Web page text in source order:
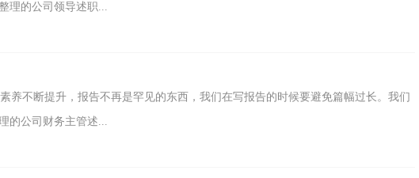
理的公司领导述职...
不断提升，报告不再是罕见的东西，我们在写报告的时候要避免篇幅过长。我们
的公司财务主管述...